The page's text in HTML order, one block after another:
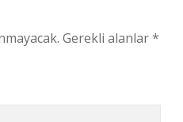
Gerekli alanlar*